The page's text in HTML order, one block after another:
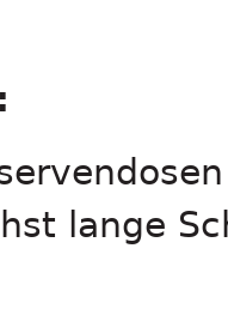
lange